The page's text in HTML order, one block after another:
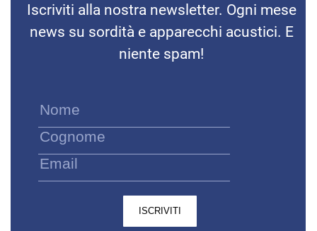
Iscriviti alla nostra newsletter. Ogni mese
news su sordità e apparecchi acustici. E
niente spam!